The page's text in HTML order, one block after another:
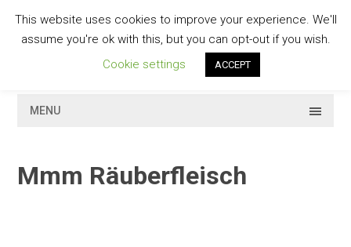
contentGESCHMACKVOLL
MENU
Mmm Räuberfleisch
This website uses cookies to improve your experience. We'll
assume you're ok with this, but you can opt-out if you wish.
Cookie settings
ACCEPT